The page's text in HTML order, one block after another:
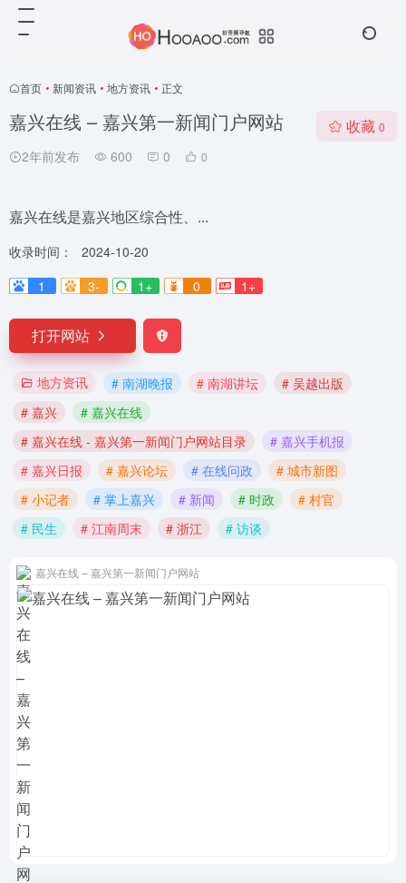
首页 • 新闻资讯 • 地方资讯 • 正文
嘉兴在线 – 嘉兴第一新闻门户网站
2年前发布 600 0 0
收藏 0
嘉兴在线是嘉兴地区综合性、...
收录时间：
2024-10-20
1
3- 1+ 0 1+
打开网站
地方资讯 # 南湖晚报 # 南湖讲坛
# 吴越出版
# 嘉兴
# 嘉兴在线
# 嘉兴在线 - 嘉兴第一新闻门户网站目录
# 嘉兴手机报
# 嘉兴日报
# 嘉兴论坛 # 在线问政
# 城市新图
# 小记者
# 掌上嘉兴 # 新闻 # 时政
# 村官
# 民生
# 江南周末 # 浙江 # 访谈
嘉兴在线 – 嘉兴第一新闻门户网站